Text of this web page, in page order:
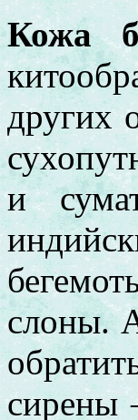
Кожа
других
и
слоны.
сирены